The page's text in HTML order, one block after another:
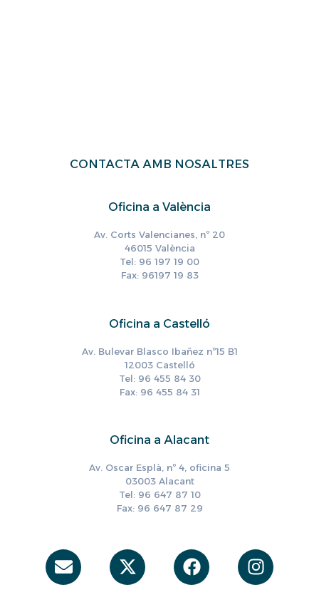
CONTACTA AMB NOSALTRES
Oficina a València
Av. Corts Valencianes, nº 20
46015 València
Tel: 96 197 19 00
Fax: 96197 19 83
Oficina a Castelló
Av. Bulevar Blasco Ibañez nº15 B1
12003 Castelló
Tel: 96 455 84 30
Fax: 96 455 84 31
Oficina a Alacant
Av. Oscar Esplà, nº 4, oficina 5
03003 Alacant
Tel: 96 647 87 10
Fax: 96 647 87 29
Envelope
X-
twitter
Facebook